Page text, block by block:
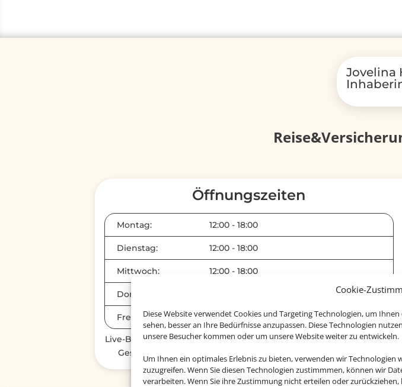
Cookie-
Diese Website verwendet Cookies und Targeting Technologien, um
sehen, besser an Ihre Bedürfnisse anzupassen. Diese Technologien
unsere Besucher kommen oder um unsere Website weiter zu entwickeln.
Um Ihnen ein optimales Erlebnis zu bieten, verwenden wir
zuzugreifen. Wenn Sie diesen Technologien zustimmmen, können wir
verarbeiten. Wenn Sie ihre Zustimmung nicht erteilen oder
Jovelina
Öffnungszeiten
Montag: 12:00- 18:00
Dienstag: 12:00- 18:00
Mittwoch: 12:00- 18:00
Donnerstag:
Freitag: 12:00-18:00
Live-Beratungen via WhatsApp und Zoom sind auch außerhalb der
Geschäftszeiten möglich, wir bitten um Terminvereinbarung